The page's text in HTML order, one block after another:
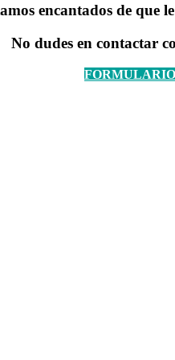
encantados de que
No dudes en contactar